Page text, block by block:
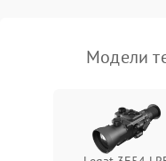
Модели